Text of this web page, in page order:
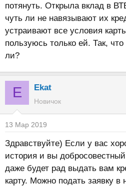
потянуть. Открыла вклад в
чуть ли не навязывают их
устраивают все условия
пользуюсь только ей. Так,
ли?
E Ekat
Новичок
13 Мар 2019
Здравствуйте) Если у вас
история и вы
даже будет рад выдать вам
карту. Можно подать заявку в